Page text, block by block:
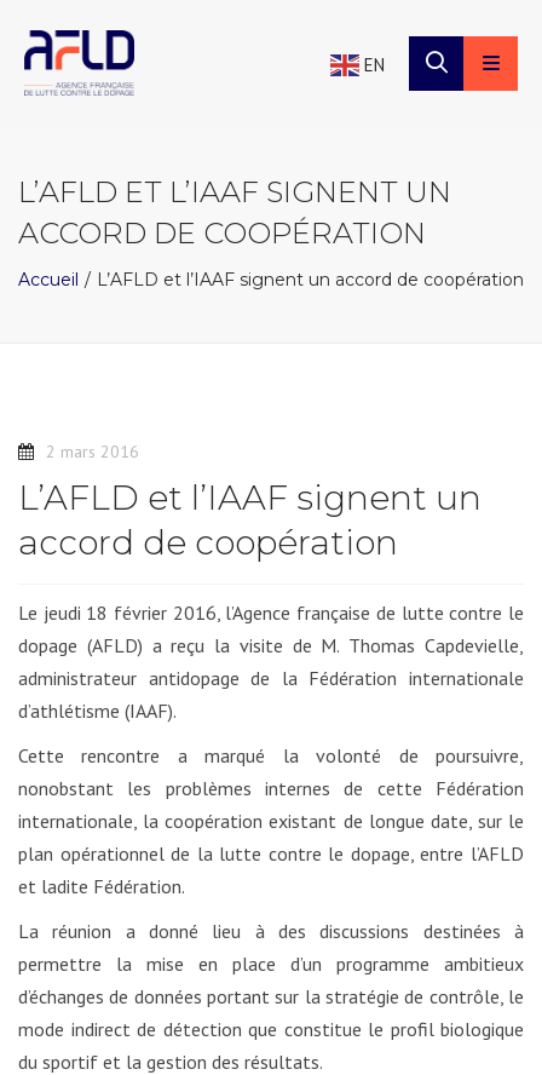
EN
L’AFLD ET L’IAAF SIGNENT UN
ACCORD DE COOPÉRATION
Accueil L’AFLD et l’IAAF signent un accord de coopération
2 mars 2016
L’AFLD et l’IAAF signent un
accord de coopération
Le jeudi 18 février 2016, l’Agence française de lutte contre le
dopage (AFLD) a reçu la visite de M. Thomas Capdevielle,
administrateur antidopage de la Fédération internationale
d’athlétisme (IAAF).
Cette rencontre a marqué la volonté de poursuivre,
nonobstant les problèmes internes de cette Fédération
internationale, la coopération existant de longue date, sur le
plan opérationnel de la lutte contre le dopage, entre l’AFLD
et ladite Fédération.
La réunion a donné lieu à des discussions destinées à
permettre la mise en place d’un programme ambitieux
d’échanges de données portant sur la stratégie de contrôle, le
mode indirect de détection que constitue le profil biologique
du sportif et la gestion des résultats.